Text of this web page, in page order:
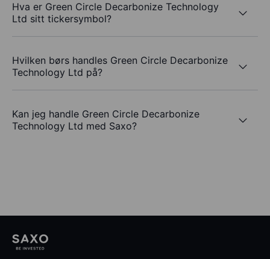
Hva er Green Circle Decarbonize Technology
Ltd sitt tickersymbol?
Hvilken børs handles Green Circle Decarbonize
Technology Ltd på?
Kan jeg handle Green Circle Decarbonize
Technology Ltd med Saxo?